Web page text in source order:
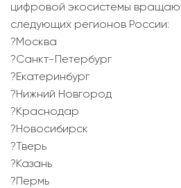
цифровой экосистемы
следующих регионов России:
?Москва
?Санкт-Петербург
?Екатеринбург
?Нижний Новгород
?Краснодар
?Новосибирск
?Тверь
?Казань
?Пермь